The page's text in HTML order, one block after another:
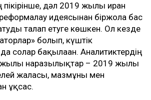
дәл 2019 жылы иран
идеясынан біржола бас
талап етуге көшкен. Ол кезде
болып, күштік
солар бақылаған. Аналитиктердің
наразылықтар – 2019 жылғы
жалғасы, мазмұны мен
ұқсас.